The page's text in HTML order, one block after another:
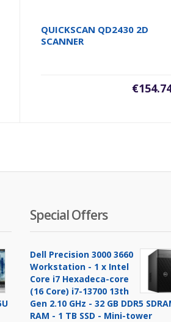
QUICKSCAN QD2430 2D
SCANNER
€
Special Offers
Dell Precision 3000 3660
Workstation - 1 x Intel
Core i7 Hexadeca-core
(16 Core) i7-13700 13th
Gen 2.10 GHz - 32 GB DDR5
RAM - 1 TB SSD - Mini-tower